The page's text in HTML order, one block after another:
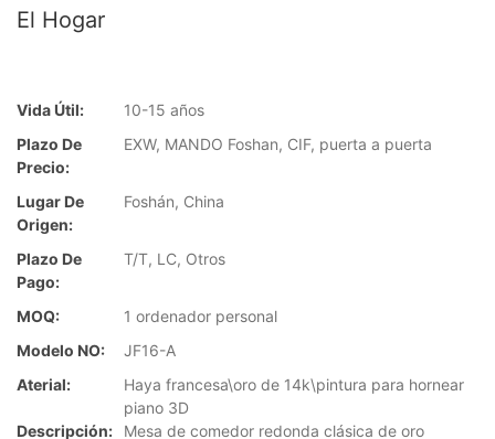
El Hogar
Vida Útil:
10-15 años
Plazo De
Precio:
EXW, MANDO Foshan, CIF, puerta a puerta
Lugar De
Origen:
Foshán, China
Plazo De
Pago:
T/T, LC, Otros
MOQ:
1 ordenador personal
Modelo NO:
JF16-A
Aterial:
Haya francesa\oro de 14k\pintura para hornear
piano 3D
Descripción:
Mesa de comedor redonda clásica de oro